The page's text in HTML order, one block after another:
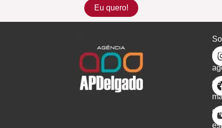
Eu quero!
de